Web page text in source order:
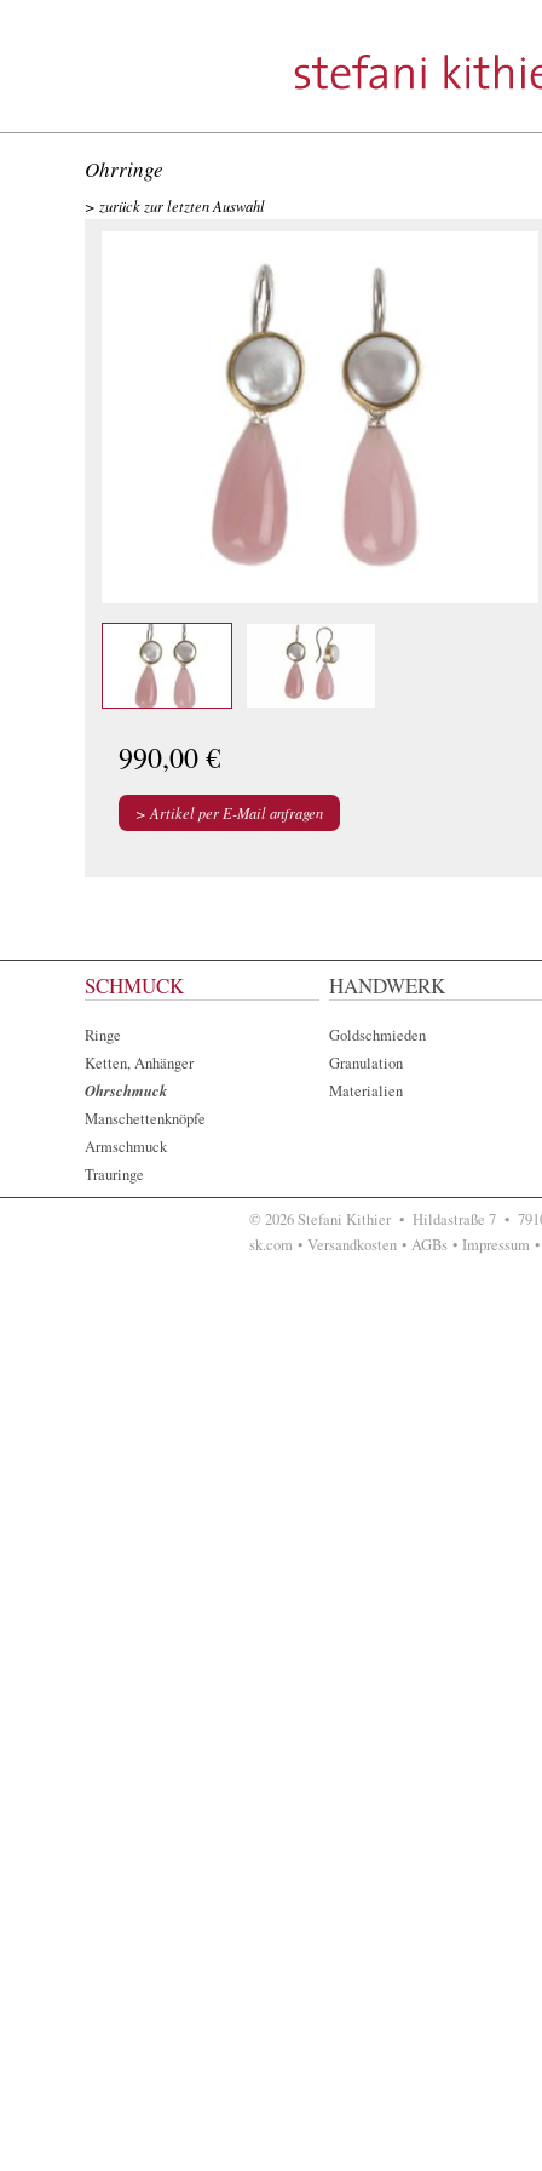
Ohrringe
zurück zur letzten Auswahl
990,00 €
Artikel per E-Mail anfragen
SCHMUCK
Ringe
Ketten, Anhänger
Ohrschmuck
Manschettenknöpfe
Armschmuck
Trauringe
HANDWERK
Goldschmieden
Granulation
Materialien
© 2026 Stefani Kithier • Hildastraße 7 •
sk.com • Versandkosten• AGBs• Impressum